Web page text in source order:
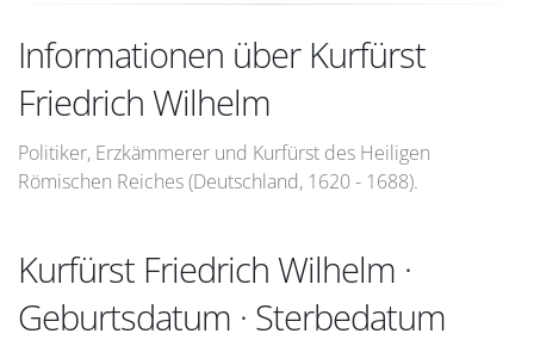
Informationen über Kurfürst
Friedrich Wilhelm
Politiker, Erzkämmerer und Kurfürst des Heiligen
Römischen Reiches (Deutschland, 1620 - 1688).
Kurfürst Friedrich Wilhelm ·
Geburtsdatum · Sterbedatum